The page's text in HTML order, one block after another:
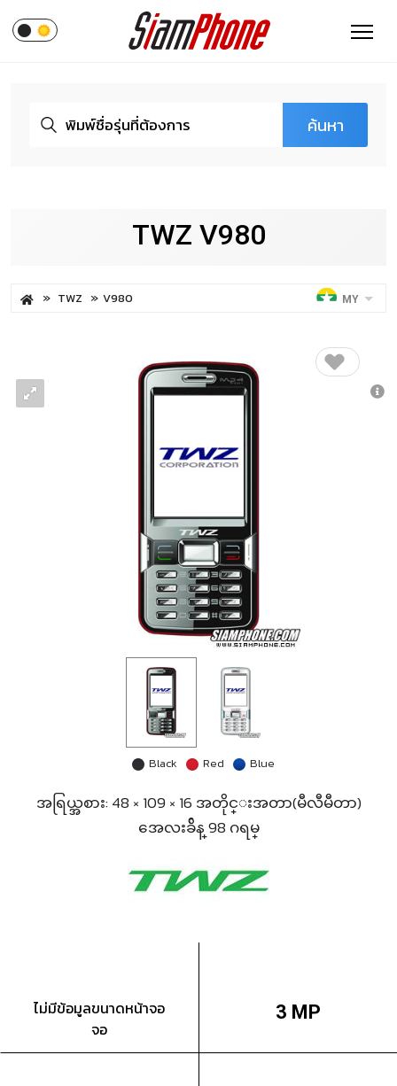
ค้นหา
TWZ V980
TWZ V980 MY
Black Red Blue
အရြယ္အစား: 48 × 109 × 16 အတိုင္းအတာ(မီလီမီတာ)
အေလးခ်ိန္ 98 ဂရမ္
ไม่มีข้อมูลขนาดหน้าจอ
จอ
3 MP